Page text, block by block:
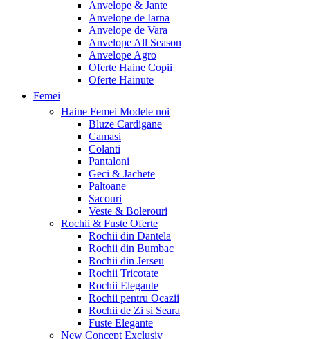
Anvelope & Jante
Anvelope de Iarna
Anvelope de Vara
Anvelope All Season
Anvelope Agro
Oferte Haine Copii
Oferte Hainute
Femei
Haine Femei Modele noi
Bluze Cardigane
Camasi
Colanti
Pantaloni
Geci & Jachete
Paltoane
Sacouri
Veste & Bolerouri
Rochii & Fuste Oferte
Rochii din Dantela
Rochii din Bumbac
Rochii din Jerseu
Rochii Tricotate
Rochii Elegante
Rochii pentru Ocazii
Rochii de Zi si Seara
Fuste Elegante
New Concept Exclusiv